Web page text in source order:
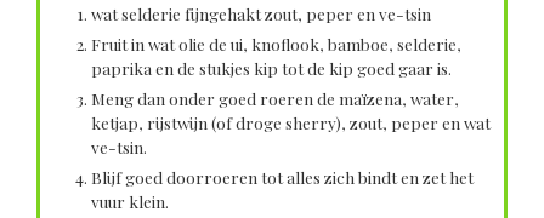
wat selderie fijngehakt zout, peper en ve-tsin
Fruit in wat olie de ui, knoflook, bamboe, selderie,
paprika en de stukjes kip tot de kip goed gaar is.
Meng dan onder goed roeren de maïzena, water,
ketjap, rijstwijn (of droge sherry), zout, peper en wat
ve-tsin.
Blijf goed doorroeren tot alles zich bindt en zet het
vuur klein.